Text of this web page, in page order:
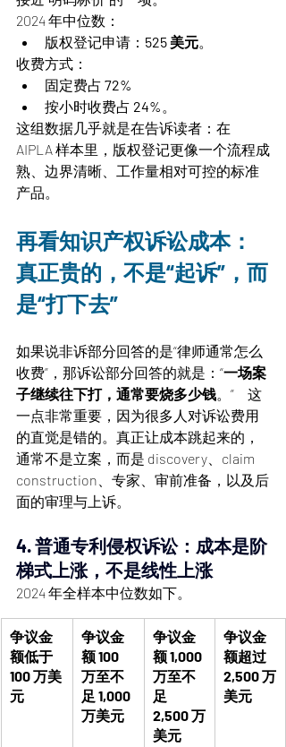
2024 年中位数：
版权登记申请： 525 美元。
收费方式：
固定费占 72%
按小时收费占 24% 。
这组数据几乎就是在告诉读者：在
AIPLA 样本里，版权登记更像一个流程成
熟、边界清晰、工作量相对可控的标准
产品。
再看知识产权诉讼成本：
真正贵的，不是“起诉”，而
是“打下去”
如果说非诉部分回答的是“律师通常怎么
收费”，那诉讼部分回答的就是：“一场案
子继续往下打，通常要烧多少钱。”     这
一点非常重要，因为很多人对诉讼费用
的直觉是错的。真正让成本跳起来的，
通常不是立案，而是 discovery、claim
construction、专家、审前准备，以及后
面的审理与上诉。
4. 普通专利侵权诉讼：成本是阶
梯式上涨，不是线性上涨
2024 年全样本中位数如下。
争议金
额低于
100 万美
元
争议金
额 100
万至不
足 1,000
万美元
争议金
额 1,000
万至不
足
2,500 万
美元
争议金
额超过
2,500 万
美元